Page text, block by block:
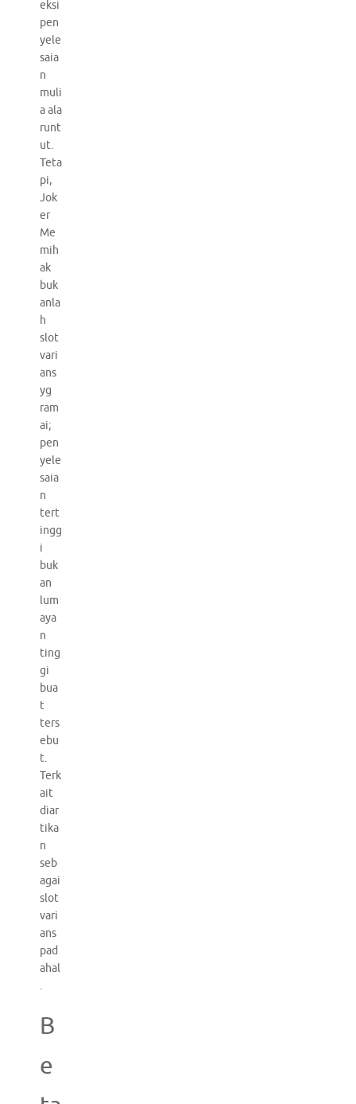
eksi
pen
yele
saia
n
muli
a ala
runt
ut.
Teta
pi,
Jok
er
Me
mih
ak
buk
anla
h
slot
vari
ans
yg
ram
ai;
pen
yele
saia
n
tert
ingg
i
buk
an
lum
aya
n
ting
gi
bua
t
ters
ebu
t.
Terk
ait
diar
tika
n
seb
agai
slot
vari
ans
pad
ahal
.
B
e